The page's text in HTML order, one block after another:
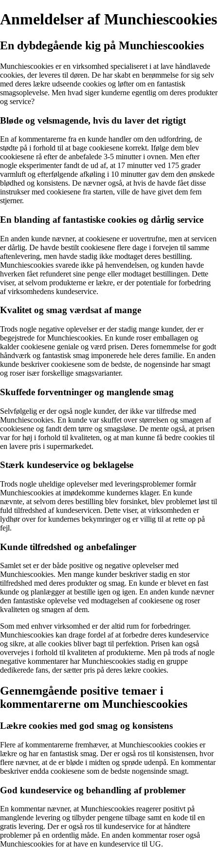
Anmeldelser af Munchiescookies
En dybdegående kig på Munchiescookies
Munchiescookies er en virksomhed specialiseret i at lave håndlavede
cookies, der leveres til døren. De har skabt en berømmelse for sig selv
med deres lækre udseende cookies og løfter om en fantastisk
smagsoplevelse. Men hvad siger kunderne egentlig om deres produkter
og service?
Bløde og velsmagende, hvis du laver det rigtigt
En af kommentarerne fra en kunde handler om den udfordring, de
stødte på i forhold til at bage cookiesene korrekt. Ifølge dem blev
cookiesene rå efter de anbefalede 3-5 minutter i ovnen. Men efter
nogle eksperimenter fandt de ud af, at 17 minutter ved 175 grader
varmluft og efterfølgende afkøling i 10 minutter gav dem den ønskede
blødhed og konsistens. De nævner også, at hvis de havde fået disse
instrukser med cookiesene fra starten, ville de have givet dem fem
stjerner.
En blanding af fantastiske cookies og dårlig service
En anden kunde nævner, at cookiesene er uovertrufne, men at servicen
er dårlig. De havde bestilt cookiesene flere dage i forvejen til samme
aftenlevering, men havde stadig ikke modtaget deres bestilling.
Munchiescookies svarede ikke på henvendelsen, og kunden havde
hverken fået refunderet sine penge eller modtaget bestillingen. Dette
viser, at selvom produkterne er lækre, er der potentiale for forbedring
af virksomhedens kundeservice.
Kvalitet og smag værdsat af mange
Trods nogle negative oplevelser er der stadig mange kunder, der er
begejstrede for Munchiescookies. En kunde roser emballagen og
kalder cookiesene geniale og værd prisen. Deres fornemmelse for godt
håndværk og fantastisk smag imponerede hele deres familie. En anden
kunde beskriver cookiesene som de bedste, de nogensinde har smagt
og roser især forskellige smagsvarianter.
Skuffede forventninger og manglende smag
Selvfølgelig er der også nogle kunder, der ikke var tilfredse med
Munchiescookies. En kunde var skuffet over størrelsen og smagen af
cookiesene og fandt dem tørre og smagsløse. De mente også, at prisen
var for høj i forhold til kvaliteten, og at man kunne få bedre cookies til
en lavere pris i supermarkedet.
Stærk kundeservice og beklagelse
Trods nogle uheldige oplevelser med leveringsproblemer formår
Munchiescookies at imødekomme kundernes klager. En kunde
nævnte, at selvom deres bestilling blev forsinket, blev problemet løst til
fuld tilfredshed af kundeservicen. Dette viser, at virksomheden er
lydhør over for kundernes bekymringer og er villig til at rette op på
fejl.
Kunde tilfredshed og anbefalinger
Samlet set er der både positive og negative oplevelser med
Munchiescookies. Men mange kunder beskriver stadig en stor
tilfredshed med deres produkter og smag. En kunde er blevet en fast
kunde og planlægger at bestille igen og igen. En anden kunde nævner
den fantastiske oplevelse ved modtagelsen af ​​cookiesene og roser
kvaliteten og smagen af ​​dem.
Som med enhver virksomhed er der altid rum for forbedringer.
Munchiescookies kan drage fordel af at forbedre deres kundeservice
og sikre, at alle cookies bliver bagt til perfektion. Prisen kan også
overvejes i forhold til kvaliteten af ​​produkterne. Men på trods af nogle
negative kommentarer har Munchiescookies stadig en gruppe
dedikerede fans, der sætter pris på deres lækre cookies.
Gennemgående positive temaer i
kommentarerne om Munchiescookies
Lækre cookies med god smag og konsistens
Flere af kommentarerne fremhæver, at Munchiescookies cookies er
lækre og har en fantastisk smag. Der er også ros til konsistensen, hvor
flere nævner, at de er bløde i midten og sprøde udenpå. En kommentar
beskriver endda cookiesene som de bedste nogensinde smagt.
God kundeservice og behandling af problemer
En kommentar nævner, at Munchiescookies reagerer positivt på
manglende levering og tilbyder pengene tilbage samt en kode til en
gratis levering. Der er også ros til kundeservice for at håndtere
problemer på en ordentlig måde. En anden kommentar roser også
Munchiescookies for at have en kundeservice til UG.